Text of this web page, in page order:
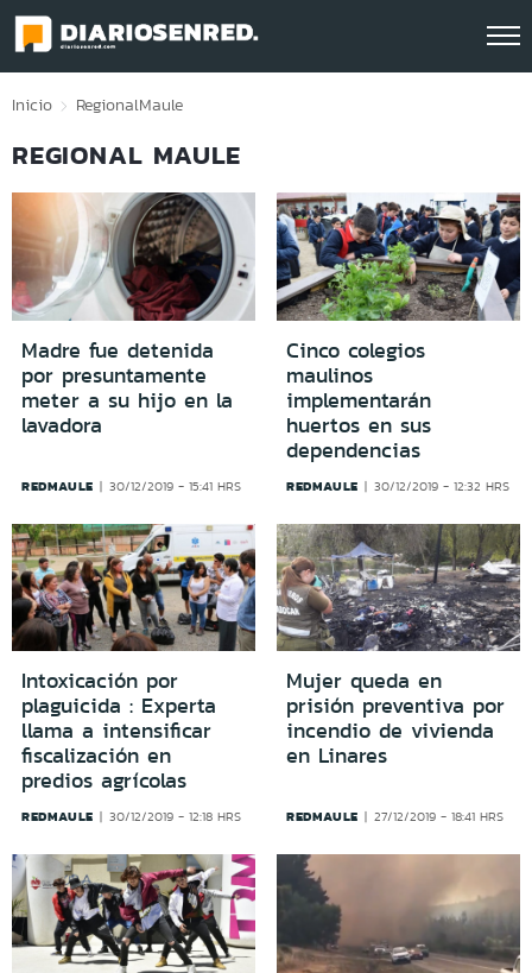
Click acá para ir directamente al contenido
Inicio RegionalMaule
REGIONAL MAULE
Madre fue detenida
por presuntamente
meter a su hijo en la
lavadora
REDMAULE 30/12/2019 - 15:41 HRS
Cinco colegios
maulinos
implementarán
huertos en sus
dependencias
REDMAULE 30/12/2019 - 12:32 HRS
Intoxicación por
plaguicida : Experta
llama a intensificar
fiscalización en
predios agrícolas
REDMAULE 30/12/2019 - 12:18 HRS
Mujer queda en
prisión preventiva por
incendio de vivienda
en Linares
REDMAULE 27/12/2019 - 18:41 HRS